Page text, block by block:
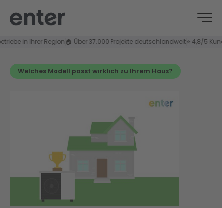
Ihrer Region 🏠 Über 37.000 Projekte deutschlandweit⭐ 4,8/5
Welches Modell passt wirklich zu Ihrem Haus?